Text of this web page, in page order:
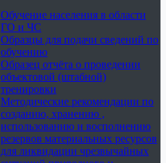
Обучение населения в области
ГО и ЧС
Образцы для подачи сведений по
обучению
Образец отчёта о проведении
объектовой (штабной)
тренировки
Методические рекомендации по
созданию, хранению ,
использованию и восполнению
резервов материальных ресурсов
для ликвидации чрезвычайных